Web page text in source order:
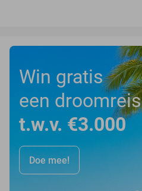
Win gratis
een droomreis
t.w.v. €3.000
Doe mee!